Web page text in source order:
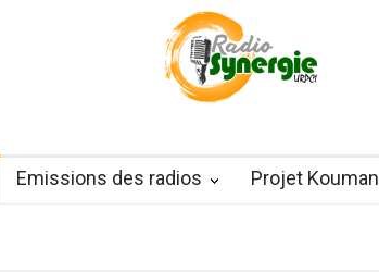
Emissions des radios Projet Kouman